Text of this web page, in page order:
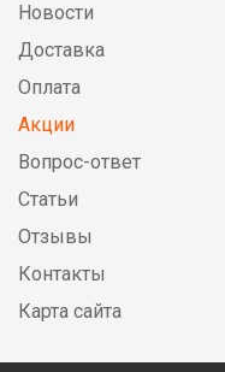
Новости
Доставка
Оплата
Акции
Вопрос-ответ
Статьи
Отзывы
Контакты
Карта сайта